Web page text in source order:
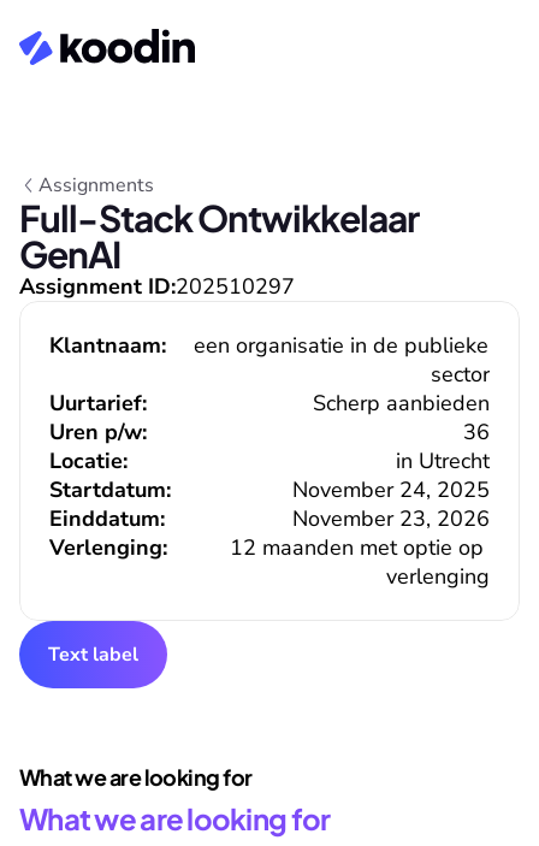
Assignments
Full-Stack Ontwikkelaar
GenAI
Assignment ID:202510297
Klantnaam:
een organisatie in de publieke
sector
Uurtarief:
Scherp aanbieden
36
Uren p/w:
Locatie:
in Utrecht
Verlenging:
12 maanden met optie op
verlenging
Einddatum: November 23, 2026
Startdatum: November 24, 2025
Text label
What we are looking for
What we are looking for